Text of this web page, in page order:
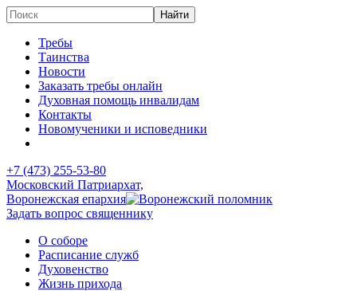
Требы
Таинства
Новости
Заказать требы онлайн
Духовная помощь инвалидам
Контакты
Новомученики и исповедники
+7 (473) 255-53-80
Московский Патриархат,
Воронежская епархия
Задать вопрос священнику
О соборе
Расписание служб
Духовенство
Жизнь прихода